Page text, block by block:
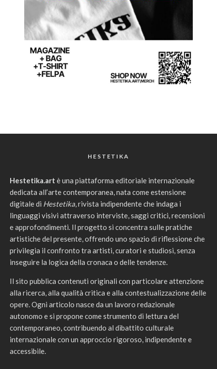
HESTETIKA
Hestetika.art è una piattaforma editoriale internazionale
dedicata all’arte contemporanea, nata come estensione
digitale di Hestetika, rivista indipendente che indaga i
linguaggi visivi attraverso interviste, saggi critici, recensioni
e approfondimenti. Il progetto si concentra sulle pratiche
artistiche del presente, offrendo uno spazio di riflessione che
privilegia il confronto tra artisti, curatori e studiosi, senza
inseguire la logica della cronaca o delle tendenze.
Il sito pubblica contenuti originali con particolare attenzione
alla ricerca, alla qualità critica e alla contestualizzazione delle
opere. Ogni articolo nasce da un lavoro redazionale
autonomo e si propone come strumento di lettura del
contemporaneo, contribuendo al dibattito culturale
internazionale con un approccio rigoroso, indipendente e
accessibile.